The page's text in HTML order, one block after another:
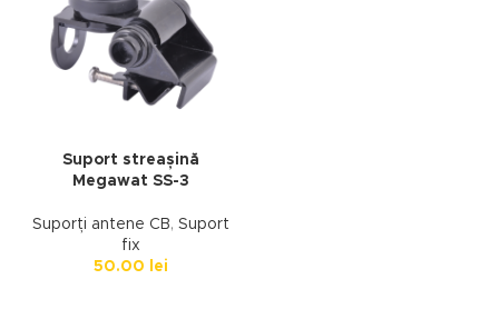
Suport streașină
Megawat SS-3
Suporți antene CB, Suport
fix
50.00
lei